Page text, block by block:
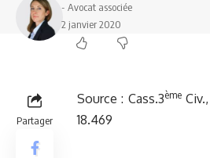
- Avocat associée
2 janvier 2020
Partager
Source : Cass.3èmeCiv.,
18.469